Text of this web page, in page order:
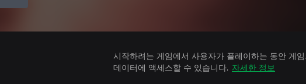
시작하려는 게임에서 사용자가 플레이하는 동안 게
데이터에 액세스할 수 있습니다. 자세한 정보